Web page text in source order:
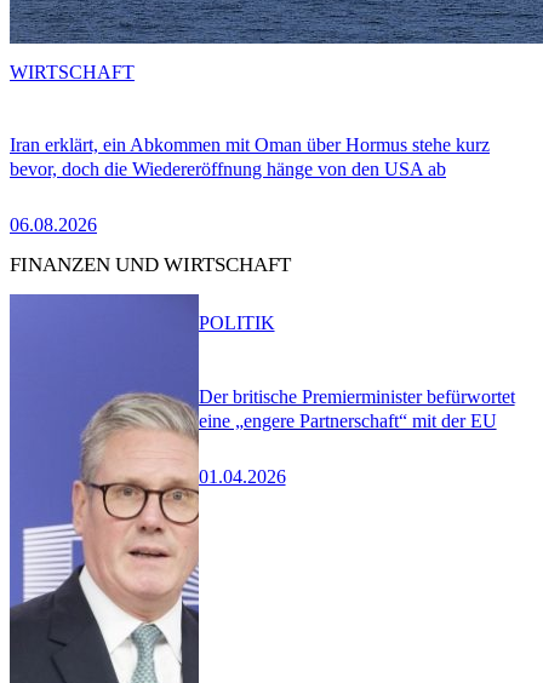
Iran erklärt, ein Abkommen mit Oman über Hormus stehe kurz
bevor, doch die Wiedereröffnung hänge von den USA ab
06.08.2026
WIRTSCHAFT
FINANZEN UND WIRTSCHAFT
Der britische Premierminister befürwortet
eine „engere Partnerschaft“ mit der EU
01.04.2026
POLITIK